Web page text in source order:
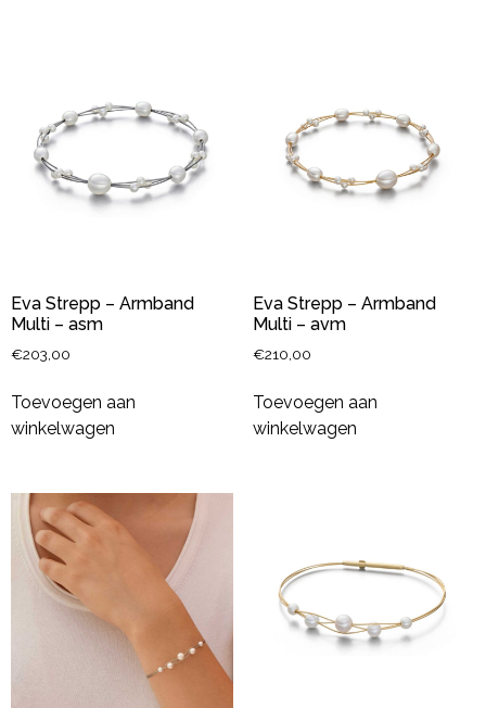
Eva Strepp – Armband
Multi – asm
€203,00
Toevoegen aan
winkelwagen
Eva Strepp – Armband
Multi – avm
€210,00
Toevoegen aan
winkelwagen